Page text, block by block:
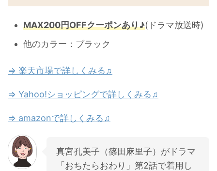
MAX200円OFFクーポンあり♪(ドラマ放送時)
他のカラー：ブラック
⇒ 楽天市場で詳しくみる♫
⇒ Yahoo!ショッピングで詳しくみる♫
⇒ amazonで詳しくみる♫
真宮孔美子（篠田麻里子）がドラマ
「おちたらおわり」第2話で着用し